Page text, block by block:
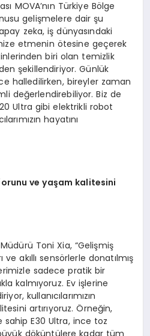
MOVA’nın Türkiye Bölge
gelişmelere dair şu
zeka, iş dünyasındaki
etmenin ötesine geçerek
biri olan temizlik
şekillendiriyor. Günlük
halledilirken, bireyler zaman
değerlendirebiliyor. Biz de
Ultra gibi elektrikli robot
hayatını
ve yaşam kalitesini
Toni Xia, “Gelişmiş
akıllı sensörlerle donatılmış
sadece pratik bir
kalmıyoruz. Ev işlerine
kullanıcılarımızın
artırıyoruz. Örneğin,
sahip E30 Ultra, ince toz